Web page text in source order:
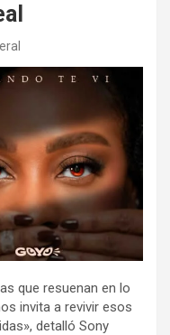
que resuenan en lo
invita a revivir esos
detalló Sony